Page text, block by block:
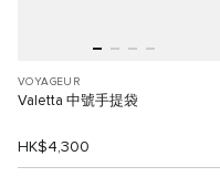
VOYAGEUR
Valetta 中號手提袋
HK$4,300